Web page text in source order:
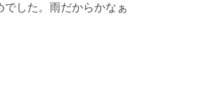
でした。雨だからかなぁ